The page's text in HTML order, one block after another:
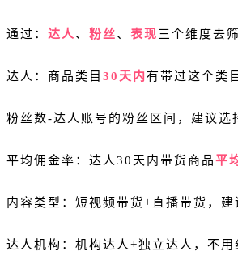
通过： 达人 、 粉丝、 表现三个维度去
达人：商品类目 30天内有带过这个类
粉丝数-达人账号的粉丝区间，建议选
平均佣金率：达人30天内带货商品平
内容类型：短视频带货+直播带货，建
达人机构：机构达人+独立达人，不用